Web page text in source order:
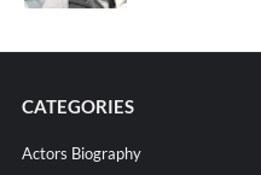
CATEGORIES
Actors Biography